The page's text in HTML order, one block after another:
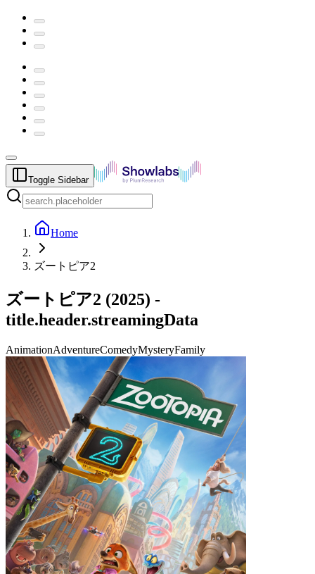
Toggle Sidebar
Home
ズートピア2
ズートピア2 (2025) -
title.header.streamingData
AnimationAdventureComedyMysteryFamily